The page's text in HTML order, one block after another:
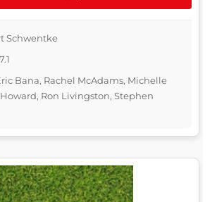
Schwentke
Bana, Rachel McAdams, Michelle
Ron Livingston, Stephen